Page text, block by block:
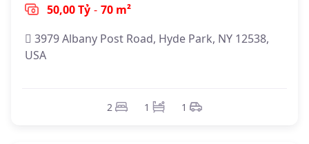
50,00 Tỷ - 70 m²
3979 Albany Post Road, Hyde Park, NY 12538,
USA
2 1 1